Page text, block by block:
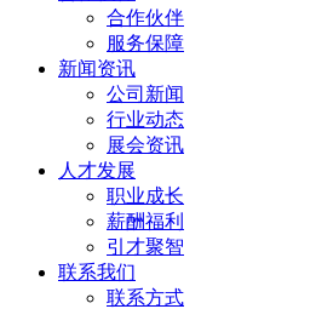
合作伙伴
服务保障
新闻资讯
公司新闻
行业动态
展会资讯
人才发展
职业成长
薪酬福利
引才聚智
联系我们
联系方式